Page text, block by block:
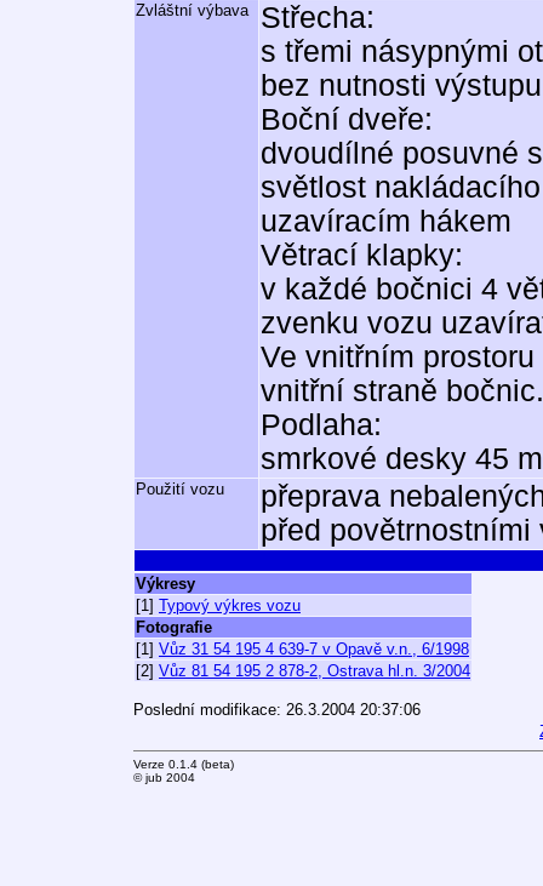
Zvláštní výbava
Střecha:
s třemi násypnými
bez nutnosti
Boční dveře:
dvoudílné posuvné
světlost
uzavíracím hákem
Větrací klapky:
v každé bočnici 4
zvenku vozu
Ve vnitřním
vnitřní straně bočnic.
Podlaha:
smrkové desky 45
Použití vozu
přeprava
před
Výkresy
[1] Typový výkres vozu
Fotografie
[1] Vůz 31 54 195 4 639-7 v Opavě v.n., 6/1998
[2] Vůz 81 54 195 2 878-2, Ostrava hl.n. 3/2004
Poslední modifikace: 26.3.2004 20:37:06
Verze 0.1.4 (beta)
© jub 2004